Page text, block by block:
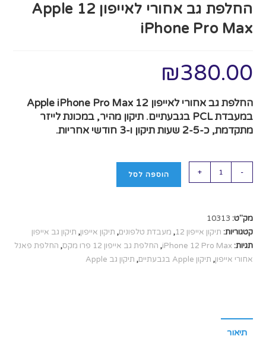
החלפת גב אחורי לאייפון 12 Apple
iPhone Pro Max
₪380.00
החלפת גב אחורי לאייפון 12 Apple iPhone Pro Max
במעבדת PCL בגבעתיים. תיקון מהיר, במכונת לייזר
מתקדמת, כ-2-5 שעות תיקון ו-3 חודשי אחריות.
-
+ הוספה לסל
מק"ט: 10313
קטגוריות: תיקון אייפון 12 , מעבדת טלפונים, תיקון אייפון, תיקון גב אייפון
תגיות: iPhone 12 Pro Max
, החלפת גב אייפון 12 פרו מקס , החלפת פאנל
אחורי אייפון, תיקון Apple בגבעתיים , תיקון גב Apple
תיאור